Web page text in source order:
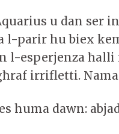
u dan ser
l-parir hu biex
l-esperjenza
irrifletti.
huma dawn: